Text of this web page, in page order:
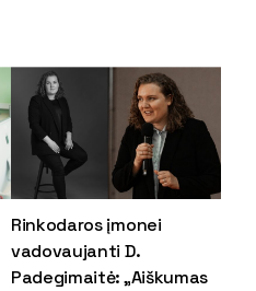
Rinkodaros įmonei
vadovaujanti D.
Padegimaitė: „Aiškumas